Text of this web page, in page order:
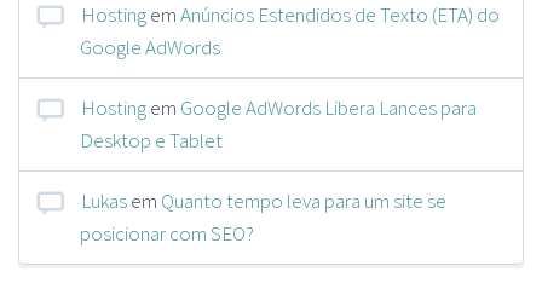
HostingemAnúncios Estendidos de Texto (ETA) do
Google AdWords
Hostingem Google AdWords Libera Lances para
Desktop e Tablet
Lukasem Quanto tempo leva para um site se
posicionar com SEO?